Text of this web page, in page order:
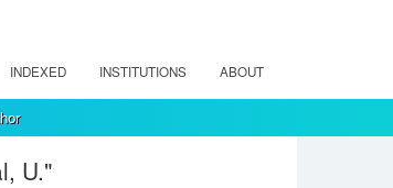
INDEXED INSTITUTIONS ABOUT
U."